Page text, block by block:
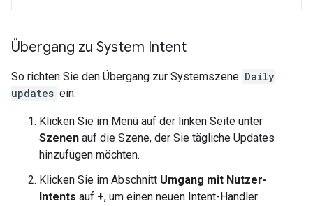
Übergang zu System Intent
So richten Sie den Übergang zur Systemszene Daily
updates ein:
Klicken Sie im Menü auf der linken Seite unter
Szenen auf die Szene, der Sie tägliche Updates
hinzufügen möchten.
Klicken Sie im Abschnitt Umgang mit Nutzer-
Intents auf +, um einen neuen Intent-Handler